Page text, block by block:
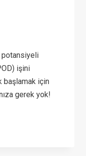
potansiyeli
işini
başlamak için
gerek yok!